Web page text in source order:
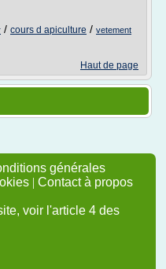
/ cours d apiculture / vetement
Haut de page
générales
| Contact à propos
voir l'article 4 des